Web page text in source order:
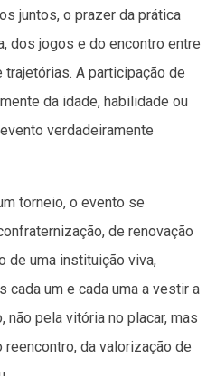
juntos, o prazer da prática
dos jogos e do encontro entre
A participação de
da idade, habilidade ou
verdadeiramente
torneio, o evento se
de renovação
de uma instituição viva,
cada um e cada uma a vestir a
não pela vitória no placar, mas
da valorização de